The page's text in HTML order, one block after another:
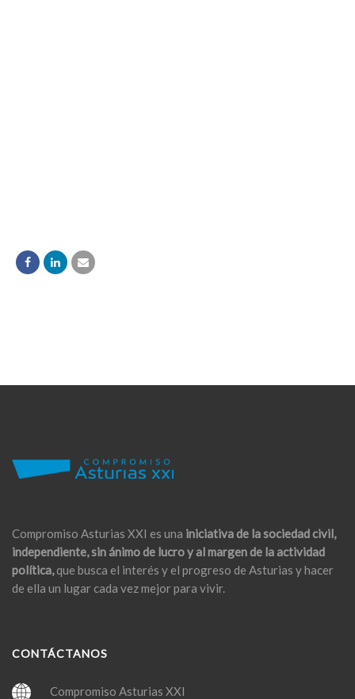
Compromiso Asturias XXI es una iniciativa de la sociedad civil,
independiente, sin ánimo de lucro y al margen de la actividad
política,que busca el interés y el progreso de Asturias y hacer
de ella un lugar cada vez mejor para vivir.
CONTÁCTANOS
Compromiso Asturias XXI